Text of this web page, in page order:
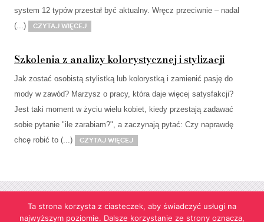
system 12 typów przestał być aktualny. Wręcz przeciwnie – nadal
(...)
Czytaj więcej
Szkolenia z analizy kolorystycznej i stylizacji
Jak zostać osobistą stylistką lub kolorystką i zamienić pasję do
mody w zawód? Marzysz o pracy, która daje więcej satysfakcji?
Jest taki moment w życiu wielu kobiet, kiedy przestają zadawać
sobie pytanie "ile zarabiam?", a zaczynają pytać: Czy naprawdę
chcę robić to (...)
Czytaj więcej
Ta strona korzysta z ciasteczek, aby świadczyć usługi na
najwyższym poziomie. Dalsze korzystanie ze strony oznacza,